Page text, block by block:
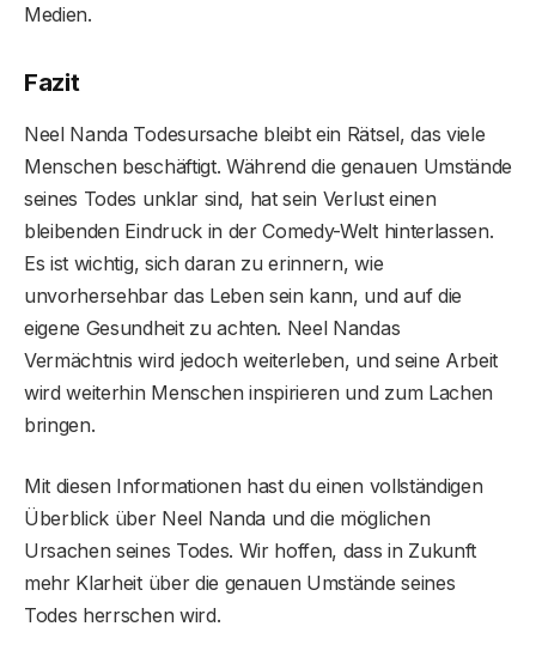
Medien.
Fazit
Neel Nanda Todesursache bleibt ein Rätsel, das viele
Menschen beschäftigt. Während die genauen Umstände
seines Todes unklar sind, hat sein Verlust einen
bleibenden Eindruck in der Comedy-Welt hinterlassen.
Es ist wichtig, sich daran zu erinnern, wie
unvorhersehbar das Leben sein kann, und auf die
eigene Gesundheit zu achten. Neel Nandas
Vermächtnis wird jedoch weiterleben, und seine Arbeit
wird weiterhin Menschen inspirieren und zum Lachen
bringen.
Mit diesen Informationen hast du einen vollständigen
Überblick über Neel Nanda und die möglichen
Ursachen seines Todes. Wir hoffen, dass in Zukunft
mehr Klarheit über die genauen Umstände seines
Todes herrschen wird.